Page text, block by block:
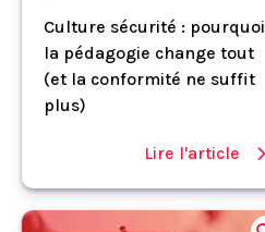
Culture sécurité : pourquoi
la pédagogie change tout
(et la conformité ne suffit
plus)
Lire l'article